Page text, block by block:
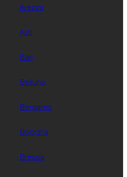
Arezzo
Asti
Bari
Belluno
Bergamo
Bologna
Brescia